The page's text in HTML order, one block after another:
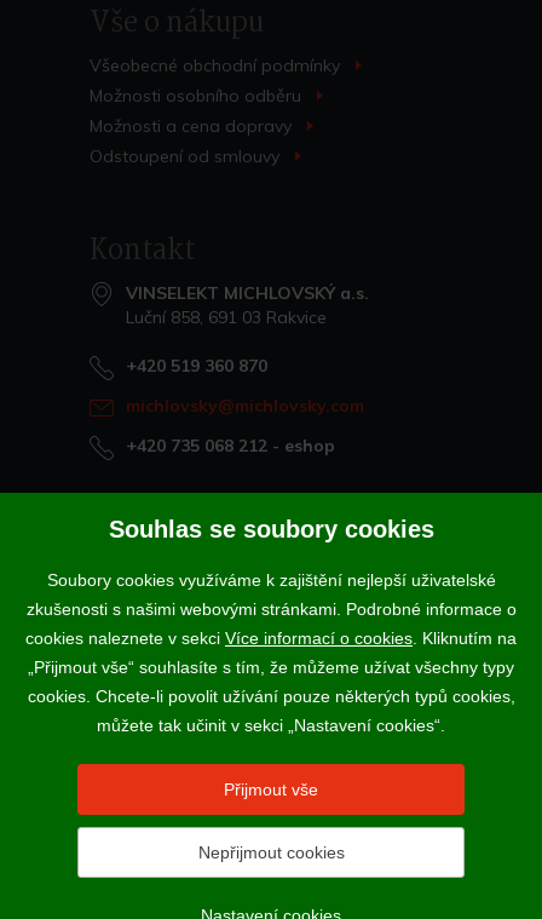
Vše o nákupu
Všeobecné obchodní podmínky
Možnosti osobního odběru
Možnosti a cena dopravy
Odstoupení od smlouvy
Kontakt
VINSELEKT MICHLOVSKÝ a.s.
Luční 858, 691 03 Rakvice
+420 519 360 870
michlovsky@michlovsky.com
+420 735 068 212 - eshop
Naše vína offline
Vinotéka Rakvice
>
Vinotéky a degustační centra
>
Podle zákona o evidenci tržeb je prodávající povinen vystavit
kupujícímu účtenku. Zároveň je povinen zaevidovat přijatou tržbu u
správce daně online; v případě technického výpadku pak nejpozději do
Vína a sekty prodáváme výhradně osobám starším 18-ti let.
2017 - 2026 © VINSELEKT MICHLOVSKÝ a.s. |
Souhlas se soubory cookies
Soubory cookies využíváme k zajištění nejlepší uživatelské
zkušenosti s našimi webovými stránkami. Podrobné informace o
cookies naleznete v sekci Více informací o cookies . Kliknutím na
„Přijmout vše“ souhlasíte s tím, že můžeme užívat všechny typy
cookies. Chcete-li povolit užívání pouze některých typů cookies,
můžete tak učinit v sekci „Nastavení cookies“.
Přijmout vše
Nepřijmout cookies